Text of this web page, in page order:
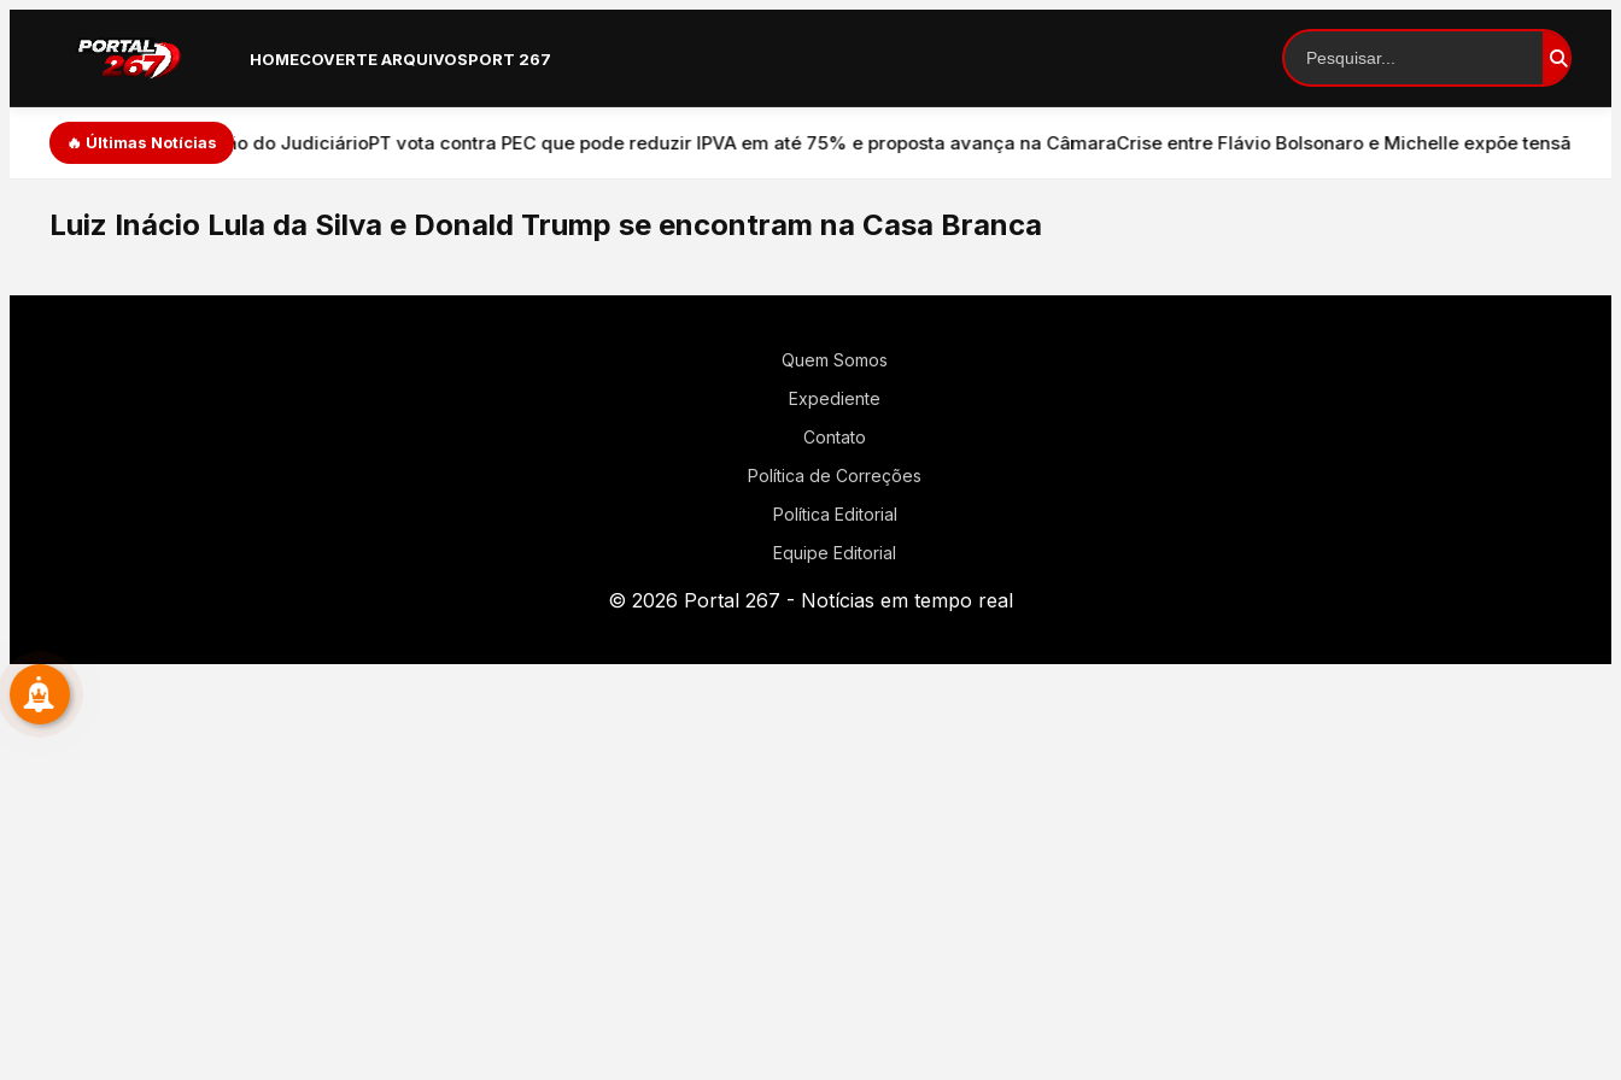
HOMECOVERTE ARQUIVOSPORT 267
🔥 Últimas Notícias
expressão e atuação do JudiciárioPT vota contra PEC que pode reduzir IPVA em até 75% e proposta avança na CâmaraCrise entre Flávio Bolsonaro e Michelle expõe tensão no PL
Luiz Inácio Lula da Silva e Donald Trump se encontram na Casa Branca
Quem Somos
Expediente
Contato
Política de Correções
Política Editorial
Equipe Editorial
© 2026 Portal 267 - Notícias em tempo real